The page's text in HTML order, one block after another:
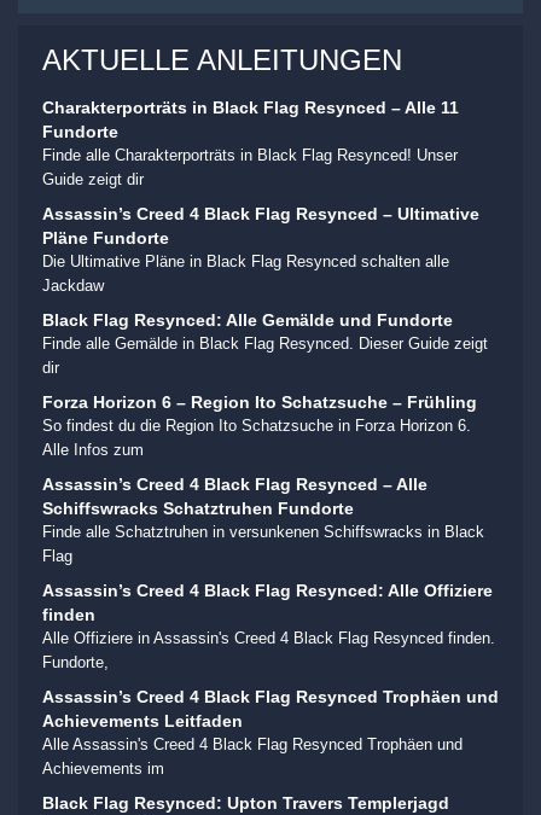
AKTUELLE ANLEITUNGEN
Charakterporträts in Black Flag Resynced – Alle 11
Fundorte
Finde alle Charakterporträts in Black Flag Resynced! Unser
Guide zeigt dir
Assassin’s Creed 4 Black Flag Resynced – Ultimative
Pläne Fundorte
Die Ultimative Pläne in Black Flag Resynced schalten alle
Jackdaw
Black Flag Resynced: Alle Gemälde und Fundorte
Finde alle Gemälde in Black Flag Resynced. Dieser Guide zeigt
dir
Forza Horizon 6 – Region Ito Schatzsuche – Frühling
So findest du die Region Ito Schatzsuche in Forza Horizon 6.
Alle Infos zum
Assassin’s Creed 4 Black Flag Resynced – Alle
Schiffswracks Schatztruhen Fundorte
Finde alle Schatztruhen in versunkenen Schiffswracks in Black
Flag
Assassin’s Creed 4 Black Flag Resynced: Alle Offiziere
finden
Alle Offiziere in Assassin's Creed 4 Black Flag Resynced finden.
Fundorte,
Assassin’s Creed 4 Black Flag Resynced Trophäen und
Achievements Leitfaden
Alle Assassin's Creed 4 Black Flag Resynced Trophäen und
Achievements im
Black Flag Resynced: Upton Travers Templerjagd